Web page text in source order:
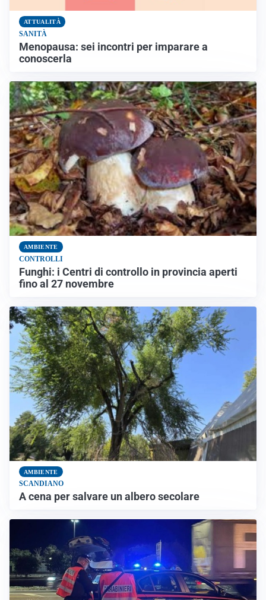
ATTUALITÀ
SANITÀ
Menopausa: sei incontri per imparare a
conoscerla
AMBIENTE
CONTROLLI
Funghi: i Centri di controllo in provincia aperti
fino al 27 novembre
AMBIENTE
SCANDIANO
A cena per salvare un albero secolare